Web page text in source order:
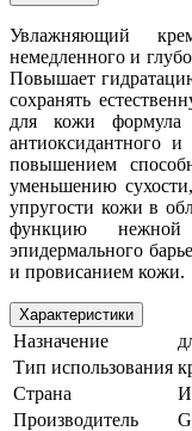
Увлажняющий
немедленного и
Повышает
сохранять
для кожи формула
антиоксидантного и
повышением
уменьшению
упругости кожи в
функцию нежной
эпидермального
и провисанием кожи.
Характеристики
Назначение
Тип использования
Страна
Производитель